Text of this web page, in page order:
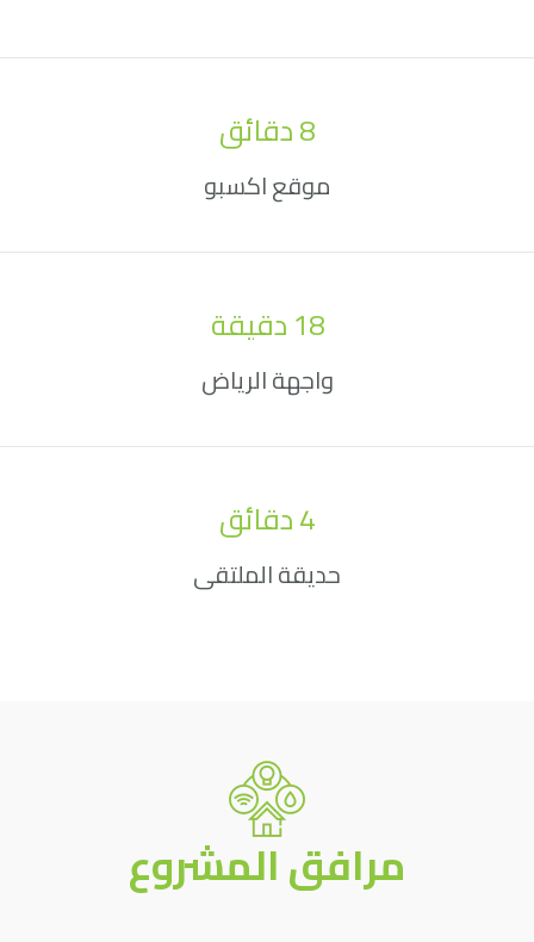
موقع اكسبو
8
واجهة الرياض
18
حديقة الملتقى
4
مرافق المشروع